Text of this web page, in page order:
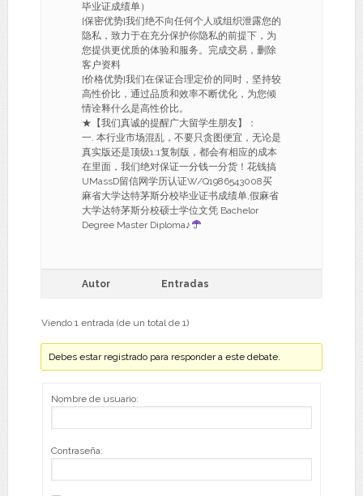
毕业证成绩单）
[保密优势]我们绝不向任何个人或组织泄露您的
隐私，致力于在充分保护你隐私的前提下，为
您提供更优质的体验和服务。完成交易，删除
客户资料
[价格优势]我们在保证合理定价的同时，坚持较
高性价比，通过品质和效率不断优化，为您倾
情诠释什么是高性价比。
★【我们真诚的提醒广大留学生朋友】：
一. 本行业市场混乱，不要只贪图便宜，无论是
真实版还是顶级1:1复制版，都会有相应的成本
在里面，我们绝对保证一分钱一分货！花钱搞
UMassD留信网学历认证W/Q1986543008买
麻省大学达特茅斯分校毕业证书成绩单,假麻省
大学达特茅斯分校硕士学位文凭 Bachelor
Degree Master Diploma♪
Autor Entradas
Viendo 1 entrada (de un total de 1)
Debes estar registrado para responder a este debate.
Nombre de usuario:
Contraseña: